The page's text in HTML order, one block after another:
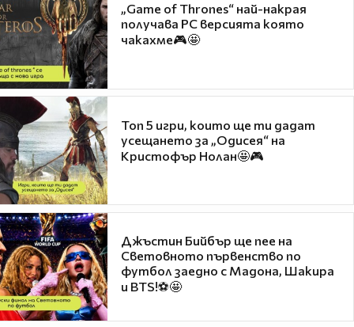
„Game of Thrones“ най-накрая
получава PC версията която
чакахме🎮🤩
Топ 5 игри, които ще ти дадат
усещането за „Одисея“ на
Кристофър Нолан🤩🎮
Джъстин Бийбър ще пее на
Световното първенство по
футбол заедно с Мадона, Шакира
и BTS!⚽🤩